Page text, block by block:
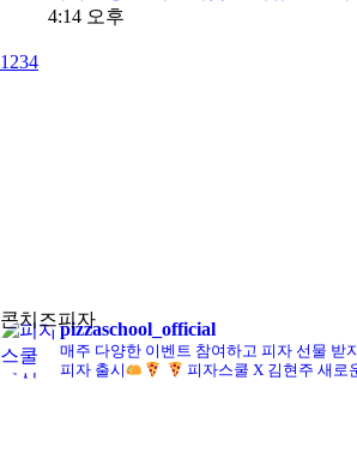
4:14 오후
1234
콘치즈피자pizzaschool_official
매주 다양한 이벤트 참여하고 피자 선물 받
피자 출시
피자스쿨 X 김현주 새로